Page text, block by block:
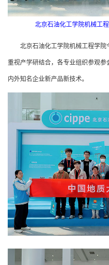
北京石油化工学院机械工
北京石油化工学院机械工程学院
重视产学研结合，各专业组织参观
内外知名企业新产品新技术。